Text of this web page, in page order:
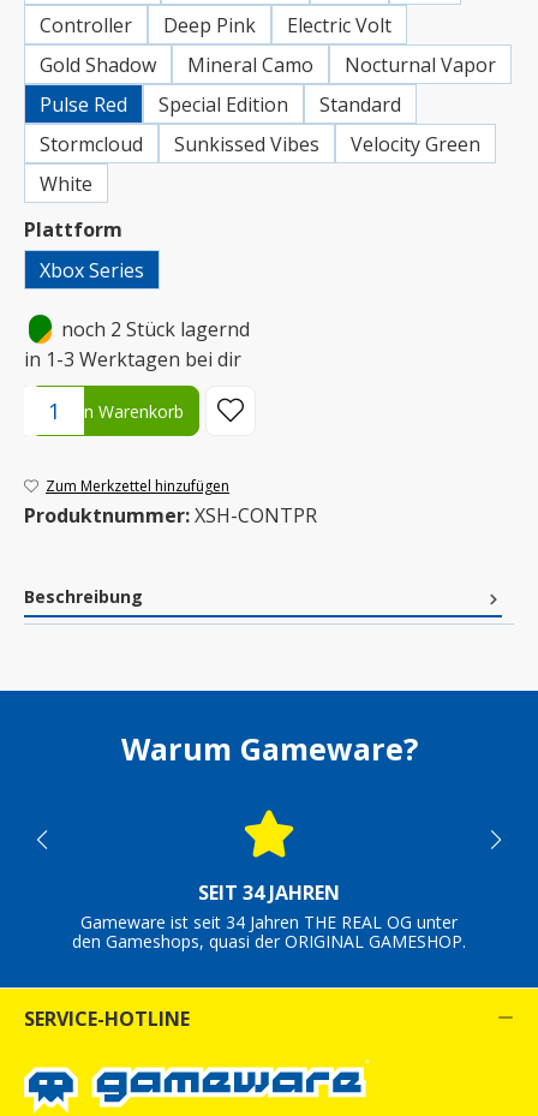
Controller
Deep Pink
Electric Volt
Gold Shadow
Mineral Camo
Nocturnal Vapor
Pulse Red
Special Edition
Standard
Stormcloud
Sunkissed Vibes
Velocity Green
White
Plattform
Xbox Series
noch 2 Stück lagernd
in 1-3 Werktagen bei dir
Produkt Anzahl: Gib den gewünschten Wert ein oder benutze
In den Warenkorb
Zum Merkzettel hinzufügen
Produktnummer:XSH-CONTPR
Beschreibung
Warum Gameware?
SEIT 34 JAHREN
Gameware ist seit 34 Jahren THE REAL OG unter
den Gameshops, quasi der ORIGINAL GAMESHOP.
SERVICE-HOTLINE